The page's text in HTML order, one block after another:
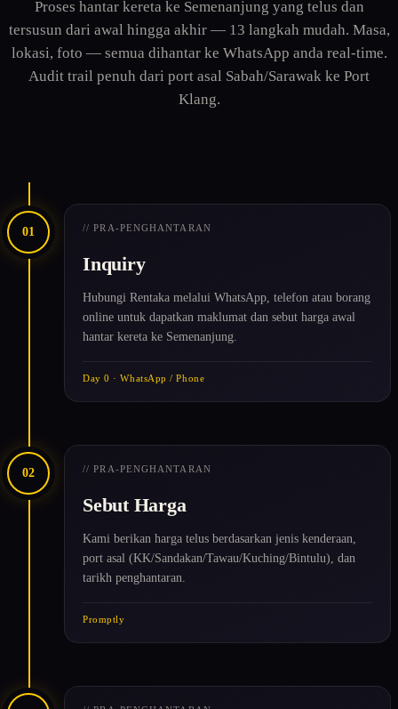
Proses hantar kereta ke Semenanjung yang telus dan
tersusun dari awal hingga akhir — 13 langkah mudah. Masa,
lokasi, foto — semua dihantar ke WhatsApp anda real-time.
Audit trail penuh dari port asal Sabah/Sarawak ke Port
Klang.
01 // PRA-PENGHANTARAN
Inquiry
Hubungi Rentaka melalui WhatsApp, telefon atau borang
online untuk dapatkan maklumat dan sebut harga awal
hantar kereta ke Semenanjung.
Day 0 · WhatsApp / Phone
02 // PRA-PENGHANTARAN
Sebut Harga
Kami berikan harga telus berdasarkan jenis kenderaan,
port asal (KK/Sandakan/Tawau/Kuching/Bintulu), dan
tarikh penghantaran.
Promptly